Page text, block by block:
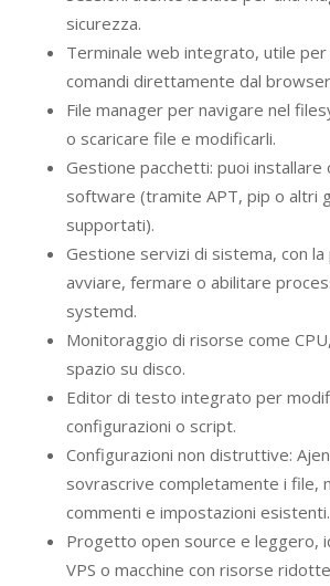
sicurezza.
Terminale web integrato, utile
comandi direttamente dal
File manager per navigare nel
o scaricare file e modificarli.
Gestione pacchetti: puoi installare
software (tramite APT, pip o altri
supportati).
Gestione servizi di sistema, con la
avviare, fermare o abilitare
systemd.
Monitoraggio di risorse come
spazio su disco.
Editor di testo integrato per
configurazioni o script.
Configurazioni non distruttive:
sovrascrive completamente i file,
commenti e impostazioni esistenti.
Progetto open source e leggero,
VPS o macchine con risorse